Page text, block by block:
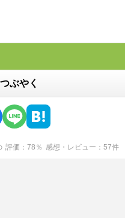
ぶやく
評価 78 ％ 感想・レビュー 57件